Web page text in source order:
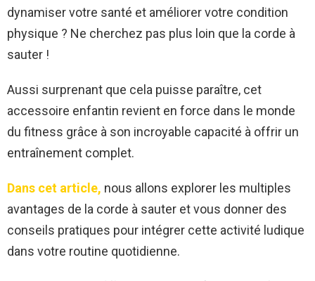
dynamiser votre santé et améliorer votre condition
physique ? Ne cherchez pas plus loin que la corde à
sauter !
Aussi surprenant que cela puisse paraître, cet
accessoire enfantin revient en force dans le monde
du fitness grâce à son incroyable capacité à offrir un
entraînement complet.
Dans cet article, nous allons explorer les multiples
avantages de la corde à sauter et vous donner des
conseils pratiques pour intégrer cette activité ludique
dans votre routine quotidienne.